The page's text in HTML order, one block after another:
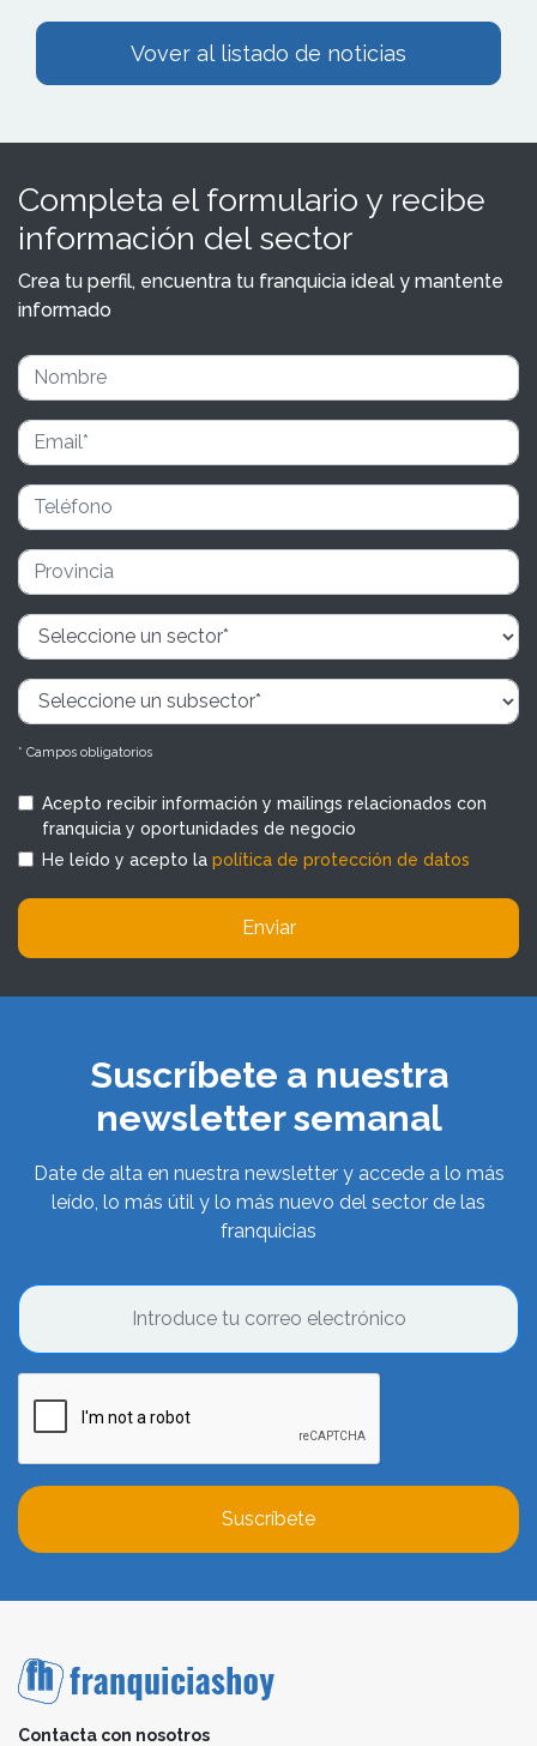
Vover al listado de noticias
Completa el formulario y recibe
información del sector
Crea tu perfil, encuentra tu franquicia ideal y mantente
informado
* Campos obligatorios
Acepto recibir información y mailings relacionados con
franquicia y oportunidades de negocio
He leído y acepto la política de protección de datos
Enviar
Suscríbete a nuestra
newsletter semanal
Date de alta en nuestra newsletter y accede a lo más
leído, lo más útil y lo más nuevo del sector de las
franquicias
Suscríbete
Contacta con nosotros